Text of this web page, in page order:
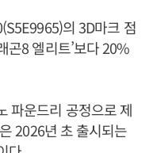
의 3D마크 점
곤8 엘리트’보다 20%
파운드리 공정으로 제
2026년 초 출시되는